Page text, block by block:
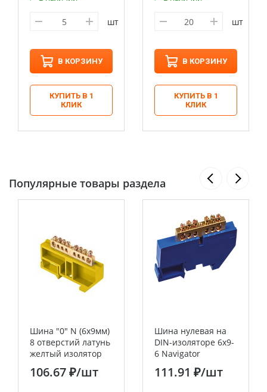
шт
В КОРЗИНУ
КУПИТЬ В 1
КЛИК
шт
В КОРЗИНУ
КУПИТЬ В 1
КЛИК
Популярные товары раздела
Шина "0" N (6х9мм)
8 отверстий латунь
желтый изолятор
на DIN-рейку EKF
PROxima
106.67 ₽/шт
Шина нулевая на
DIN-изоляторе 6х9-
6 Navigator
111.91 ₽/шт